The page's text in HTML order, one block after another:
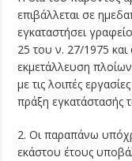
επιβάλλεται σε
εγκαταστήσει
25 του ν. 27/1975 και
εκμετάλλευση
με τις λοιπές
πράξη εγκατάστασής
2. Οι παραπάνω
εκάστου έτους